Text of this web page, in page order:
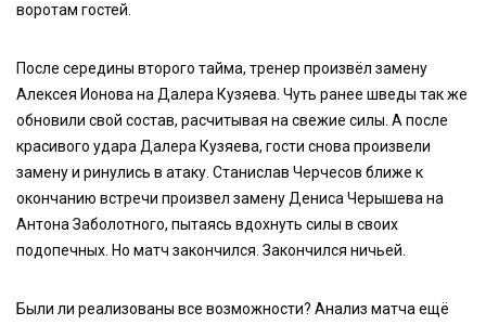
воротам гостей.
После середины второго тайма, тренер произвёл замену
Алексея Ионова на Далера Кузяева. Чуть ранее шведы так же
обновили свой состав, расчитывая на свежие силы. А после
красивого удара Далера Кузяева, гости снова произвели
замену и ринулись в атаку. Станислав Черчесов ближе к
окончанию встречи произвел замену Дениса Черышева на
Антона Заболотного, пытаясь вдохнуть силы в своих
подопечных. Но матч закончился. Закончился ничьей.
Были ли реализованы все возможности? Анализ матча ещё